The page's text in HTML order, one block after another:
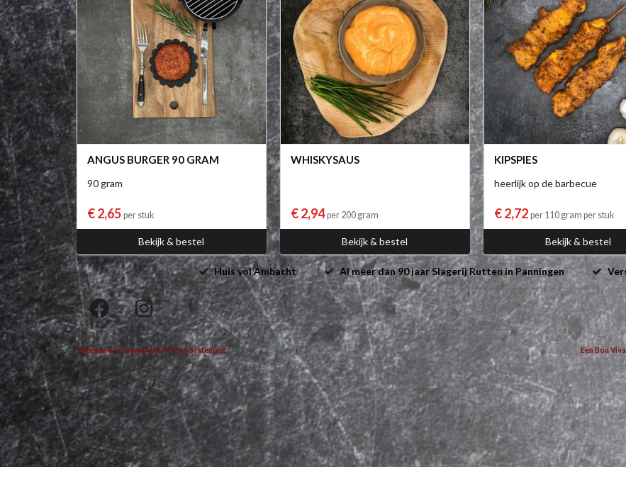
ANGUS BURGER 90 GRAM
90 gram
€ 2,65 per stuk
Bekijk & bestel
WHISKYSAUS
€ 2,94per 200 gram
Bekijk & bestel
KIPSPIES
heerlijk op de barbecue
€ 2,72 per 110 gram per stuk
Bekijk & bestel
Huis vol Ambacht Al meer dan 90 jaar Slagerij Rutten in Panningen
Algemene voorwaarden Privacy Statement Een Bon